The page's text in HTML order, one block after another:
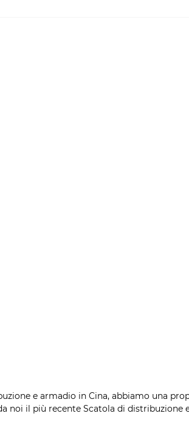
e armadio in Cina, abbiamo una
noi il più recente Scatola di